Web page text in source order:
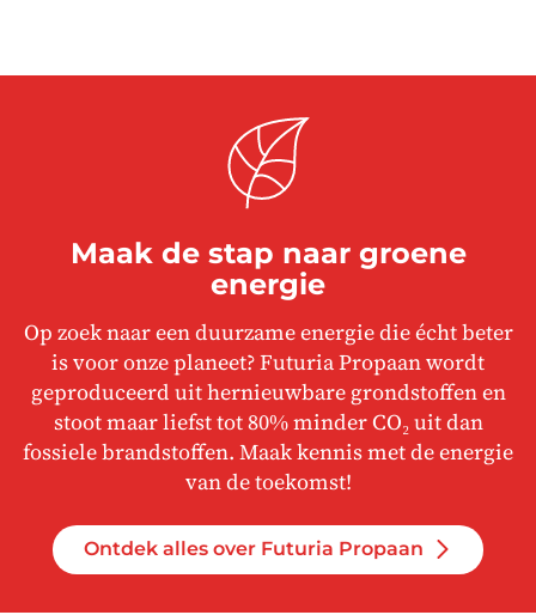
Maak de stap naar groene
energie
Op zoek naar een duurzame energie die écht beter
is voor onze planeet? Futuria Propaan wordt
geproduceerd uit hernieuwbare grondstoffen en
stoot maar liefst tot 80% minder CO₂ uit dan
fossiele brandstoffen. Maak kennis met de energie
van de toekomst!
Ontdek alles over Futuria Propaan